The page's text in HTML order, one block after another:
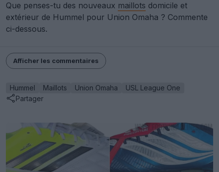
Que penses-tu des nouveaux maillots domicile et
extérieur de Hummel pour Union Omaha ? Commente
ci-dessous.
Afficher les commentaires
Hummel Maillots Union Omaha
USL League One
Partager